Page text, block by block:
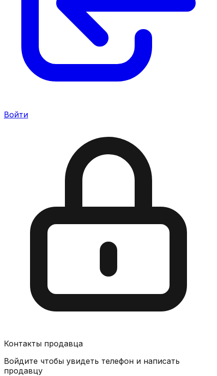
Войти
Контакты продавца
Войдите чтобы увидеть телефон и написать
продавцу